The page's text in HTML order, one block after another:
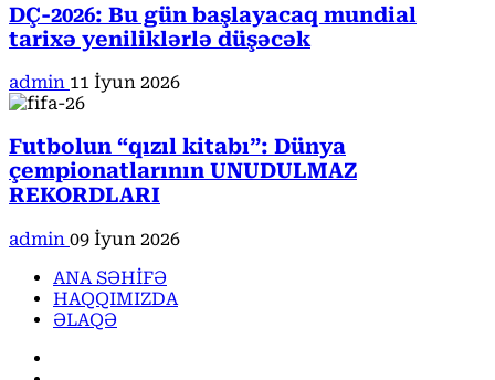
DÇ-2026: Bu gün başlayacaq mundial
tarixə yeniliklərlə düşəcək
admin 11 İyun 2026
Futbolun “qızıl kitabı”: Dünya
çempionatlarının UNUDULMAZ
REKORDLARI
admin 09 İyun 2026
ANA SƏHİFƏ
HAQQIMIZDA
ƏLAQƏ